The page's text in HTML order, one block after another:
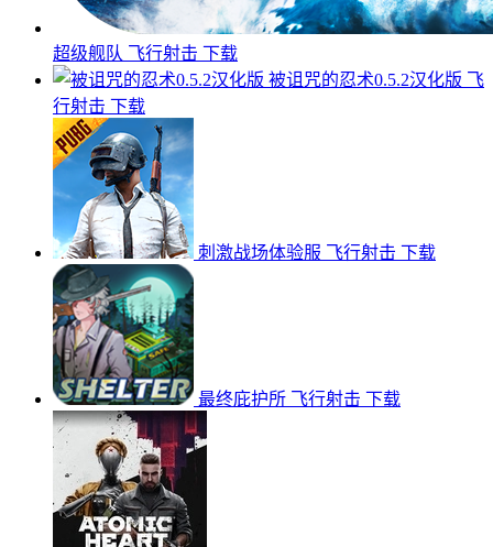
超级舰队 飞行射击 下载
被诅咒的忍术0.5.2汉化版 飞
行射击 下载
刺激战场体验服 飞行射击 下载
最终庇护所 飞行射击 下载